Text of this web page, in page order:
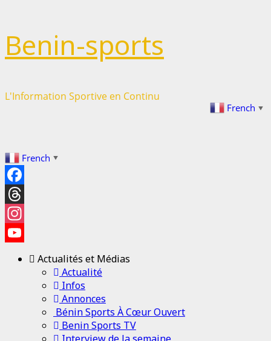
au
contenu
Benin-sports
L'Information Sportive en Continu
French ▼
French ▼
Facebook
Threads
Instagram
YouTube
Channel
Actualités et Médias
Actualité
Infos
Annonces
Bénin Sports À Cœur Ouvert
Benin Sports TV